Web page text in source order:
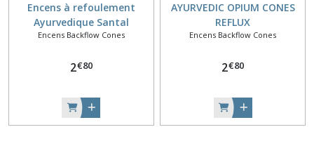
Encens à refoulement
Ayurvedique Santal
Encens Backflow Cones
2€80
AYURVEDIC OPIUM CONES
REFLUX
Encens Backflow Cones
2€80